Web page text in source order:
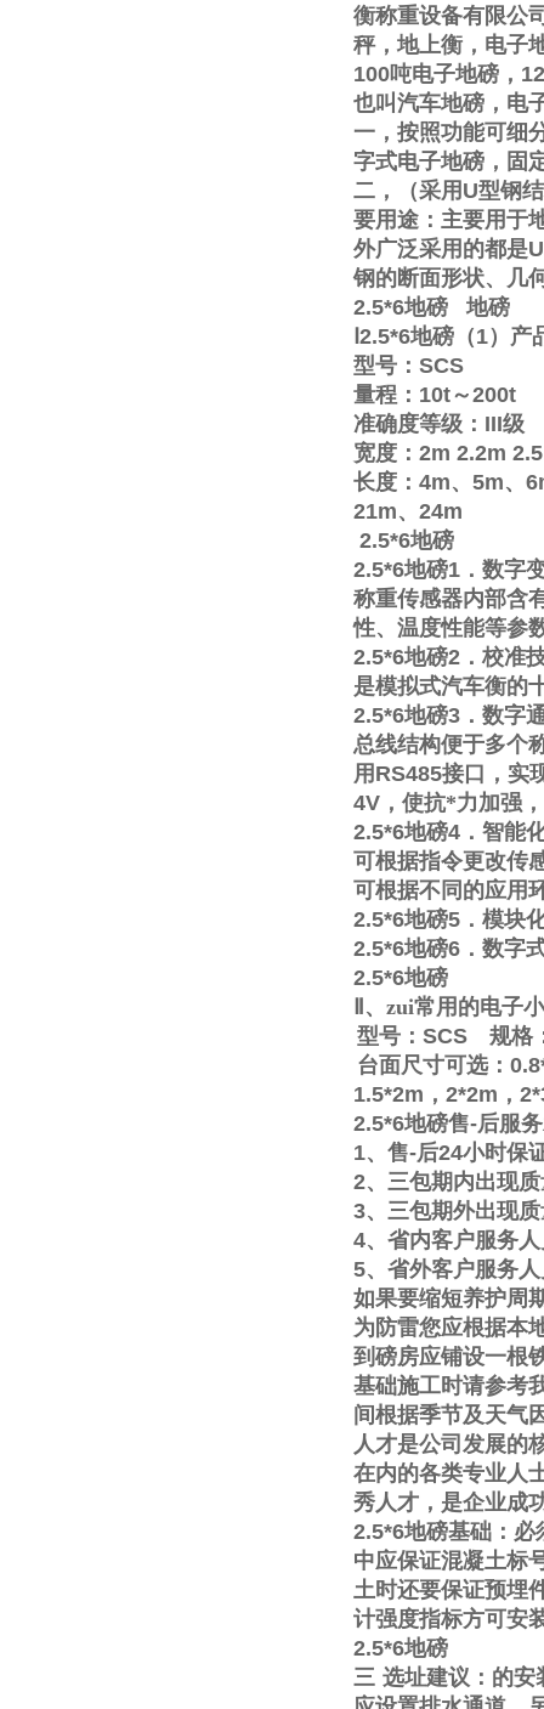
衡称重设备有限公
秤，地上衡，电子
100吨电子地磅，
也叫汽车地磅，电
一，按照功能可细
字式电子地磅，固
二，（采用 U型钢
要用途：主要用于
外广泛采用的都是U
钢的断面形状、几
2.5*6地磅
地磅
2.5*6地磅（1）产
型号： SCS
量程： 10t～200t
准确度等级： III级
宽度： 2m 2.2m
长度： 4m、 5m、
21m、 24m
2.5*6地磅
2.5*6地磅1 ．数字
称重传感器内部含
性、温度性能等参
2.5*6地磅2 ．校准
是模拟式汽车衡的
2.5*6地磅3 ．数字
总线结构便于多个
用 RS485接口，实
4V ，使抗*力加强
2.5*6地磅4 ．智能
可根据指令更改传
可根据不同的应用
2.5*6地磅5 ．模块
2.5*6地磅6 ．数字
2.5*6地磅
、zui常用的电子
型号： SCS
规格
台面尺寸可选：
1.5*2m ， 2*2m ，
2.5*6地磅售-后服
1、售-后24小时保
2、三包期内出现
3、三包期外出现
4、省内客户服务
5、省外客户服务
如果要缩短养护周
为防雷您应根据本
到磅房应铺设一根
基础施工时请参考
间根据季节及天气
人才是公司发展的
在内的各类专业人
秀人才，是企业成
2.5*6地磅基础：必
中应保证混凝土标
土时还要保证预埋
计强度指标方可安
2.5*6地磅
三 选址建议：的安